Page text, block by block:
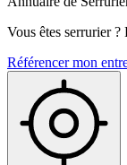
Vous êtes serrurier
Référencer mon